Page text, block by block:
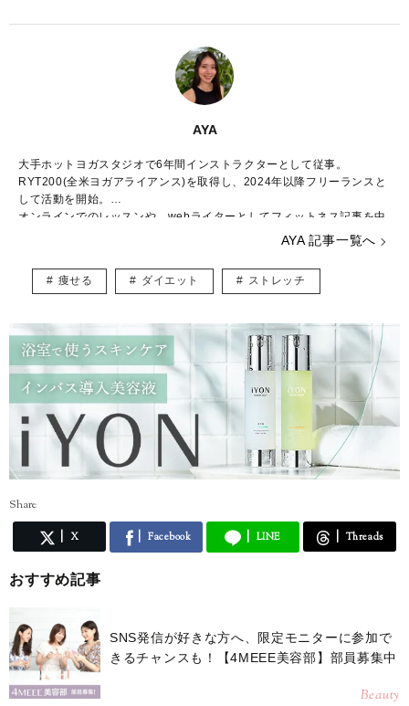
AYA
大手ホットヨガスタジオで6年間インストラクターとして従事。
RYT200(全米ヨガアライアンス)を取得し、2024年以降フリーランスと
して活動を開始。
オンラインでのレッスンや、webライターとしてフィットネス記事を中
にヨガの良さをわかりやすく伝えることを目指している。
AYA 記事一覧へ
痩せる ダイエット ストレッチ
Share
X Facebook LINE Threads
おすすめ記事
SNS発信が好きな方へ、限定モニターに参加で
きるチャンスも！【4MEEE美容部】部員募集中
Beauty